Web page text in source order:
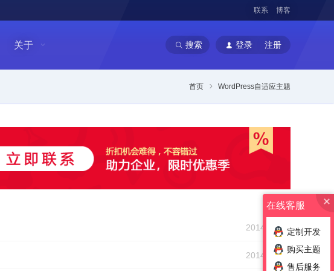
联系 博客
关于 搜索 登录 注册
首页 WordPress自适应主题
2014-06-17
2014-06-15
在线客服
定制开发
购买主题
售后服务